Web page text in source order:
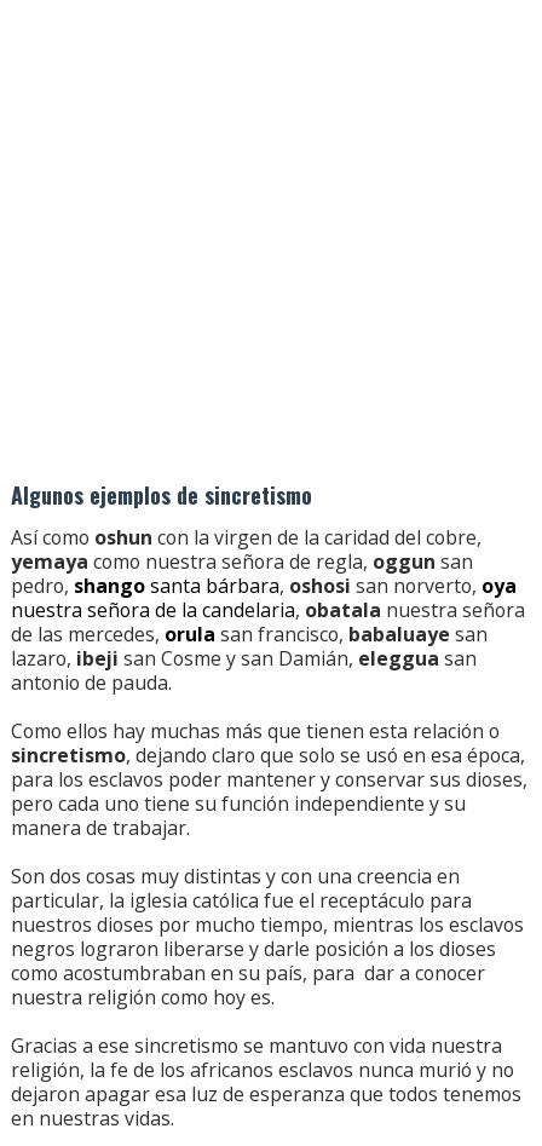
Algunos ejemplos de sincretismo
Así como oshun con la virgen de la caridad del cobre,
yemaya como nuestra señora de regla, oggun san
pedro, shangosanta bárbara, oshosi san norverto, oya
nuestra señora de la candelaria, obatala nuestra señora
de las mercedes, orula san francisco, babaluaye san
lazaro, ibeji san Cosme y san Damián, eleggua san
antonio de pauda.
Como ellos hay muchas más que tienen esta relación o
sincretismo, dejando claro que solo se usó en esa época,
para los esclavos poder mantener y conservar sus dioses,
pero cada uno tiene su función independiente y su
manera de trabajar.
Son dos cosas muy distintas y con una creencia en
particular, la iglesia católica fue el receptáculo para
nuestros dioses por mucho tiempo, mientras los esclavos
negros lograron liberarse y darle posición a los dioses
como acostumbraban en su país, para dar a conocer
nuestra religión como hoy es.
Gracias a ese sincretismo se mantuvo con vida nuestra
religión, la fe de los africanos esclavos nunca murió y no
dejaron apagar esa luz de esperanza que todos tenemos
en nuestras vidas.